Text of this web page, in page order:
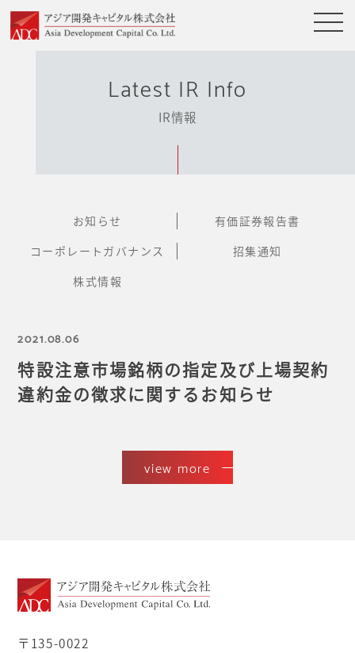
Latest IR Info
IR情報
お知らせ
有価証券報告書
コーポレートガバナンス
招集通知
株式情報
2021.08.06
特設注意市場銘柄の指定及び上場契約
違約金の徴求に関するお知らせ
view more
〒135-0022